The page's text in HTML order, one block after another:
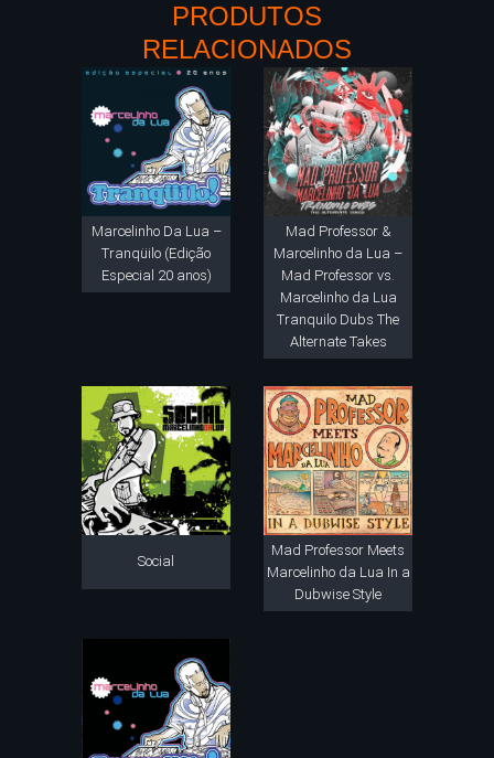
PRODUTOS
RELACIONADOS
Marcelinho Da Lua –
Tranqüilo (Edição
Especial 20 anos)
Mad Professor &
Marcelinho da Lua –
Mad Professor vs.
Marcelinho da Lua
Tranquilo Dubs The
Alternate Takes
Social
Mad Professor Meets
Marcelinho da Lua In a
Dubwise Style